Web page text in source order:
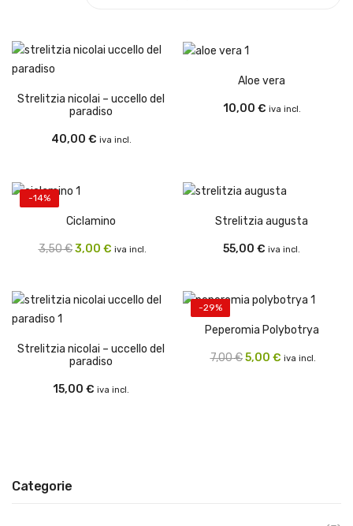
Contatti
Spedizione
Termini e Condizioni
150,00€
Servizio Clienti: +39 329 70 46
Strelitzia nicolai – uccello del
paradiso
40,00 € iva incl.
Aloe vera
10,00 € iva incl.
-14%
Ciclamino
3,50€Il
era:
3,00 €Il
è:
iva incl.
Strelitzia augusta
55,00€ iva incl.
Strelitzia nicolai – uccello del
paradiso
15,00€ iva incl.
-29%
Peperomia Polybotrya
7,00€Il
5,00 €Iliva incl.
Categorie